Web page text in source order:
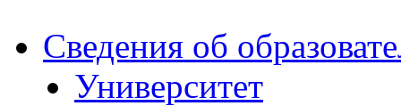
Сведения об
Университет